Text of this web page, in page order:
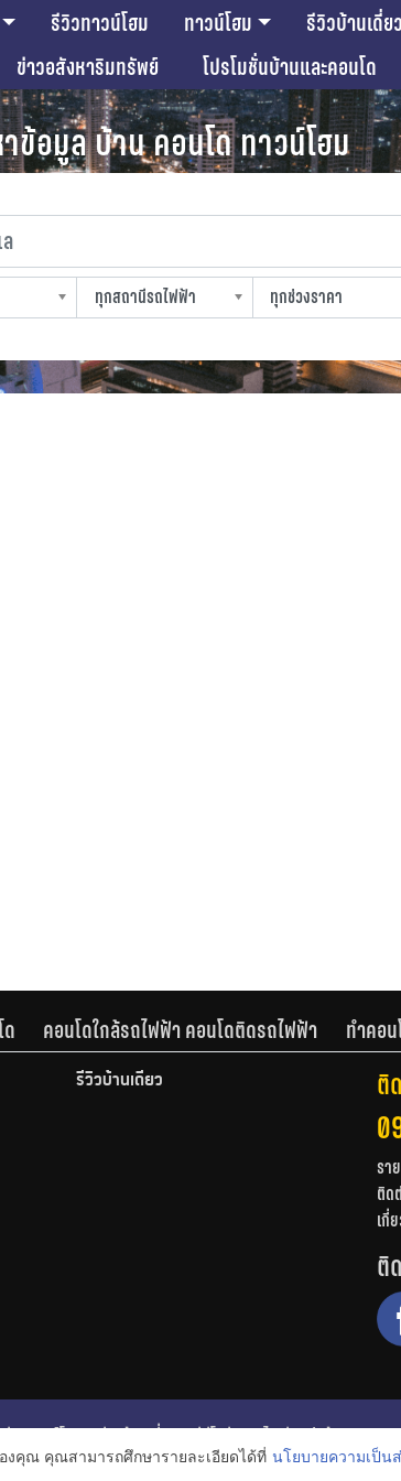
รีวิวทาวน์โฮม ทาวน์โฮม รีวิวบ้านเดี่ยว
ข่าวอสังหาริมทรัพย์ โปรโมชั่นบ้านและคอนโด
ข้อมูล บ้าน คอนโด ทาวน์โฮม
ทุกสถานีรถไฟฟ้า
ทุกช่วงราคา
คอนโดใกล้รถไฟฟ้า คอนโดติดรถไฟฟ้า ทำคอน
รีวิวบ้านเดี่ยว
ติ
รา
ติด
เกี่
ติ
รีวิวทาวน์โฮม รีวิวบ้านเดี่ยว วีดีโอรีวิว
ไอเดียแต่งบ้าน
โปรโมชั่นบ้านและคอนโด
คุณ คุณสามารถศึกษารายละเอียดได้ที่ นโยบายความเป็น